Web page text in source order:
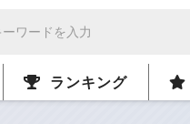
ランキング